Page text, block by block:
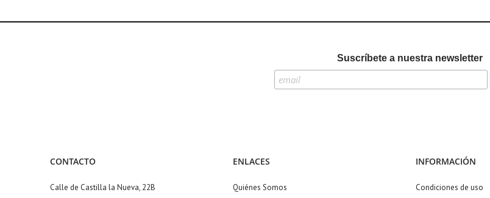
Suscríbete a nuestra newsletter
CONTACTO
Calle de Castilla la Nueva, 22B
ENLACES
Quiénes Somos
INFORMACIÓN
Condiciones de uso